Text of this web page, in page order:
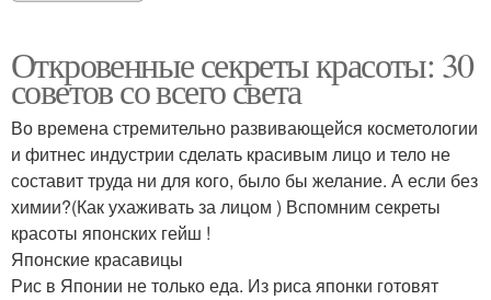
Откровенные секреты красоты: 30
советов со всего света
Во времена стремительно развивающейся косметологии
и фитнес индустрии сделать красивым лицо и тело не
составит труда ни для кого, было бы желание. А если без
химии?(Как ухаживать за лицом ) Вспомним секреты
красоты японских гейш !
Японские красавицы
Рис в Японии не только еда. Из риса японки готовят